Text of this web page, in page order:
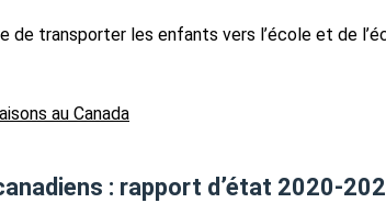
transporter les enfants vers l’école et de
: rapport d’état 2020-